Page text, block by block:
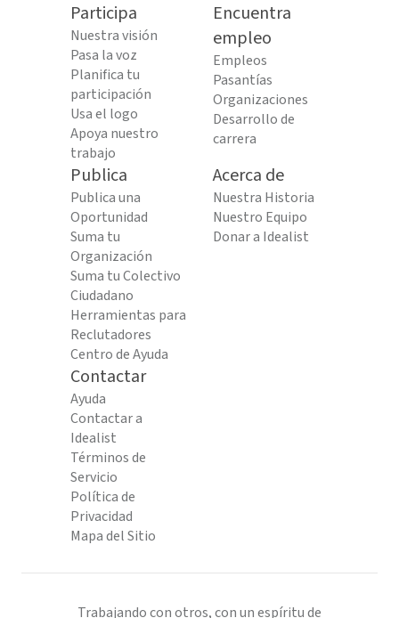
Participa
Nuestra visión
Pasa la voz
Planifica tu
participación
Usa el logo
Apoya nuestro
trabajo
Encuentra
empleo
Empleos
Pasantías
Organizaciones
Desarrollo de
carrera
Publica
Publica una
Oportunidad
Suma tu
Organización
Suma tu Colectivo
Ciudadano
Herramientas para
Reclutadores
Centro de Ayuda
Acerca de
Nuestra Historia
Nuestro Equipo
Donar a Idealist
Contactar
Ayuda
Contactar a
Idealist
Términos de
Servicio
Política de
Privacidad
Mapa del Sitio
Trabajando con otros, con un espíritu de